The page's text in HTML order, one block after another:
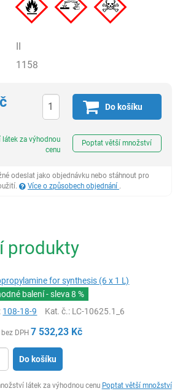
II
1158
Do košíku
za výhodnou
cenu
Poptat větší množství
odeslat jako objednávku nebo stáhnout pro
Více o způsobech objednání .
produkty
for synthesis (6 x 1 L)
balení - sleva8 %
108-18-9 Kat. č.: LC-10625.1_6
DPH 7 532,23 Kč
Do košíku
látek za výhodnou cenu Poptat větší množství